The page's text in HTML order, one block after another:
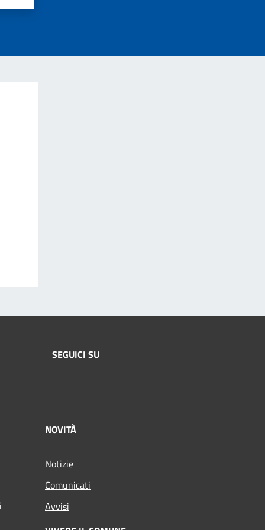
SEGUICI SU
NOVITÀ
Notizie
Comunicati
Avvisi